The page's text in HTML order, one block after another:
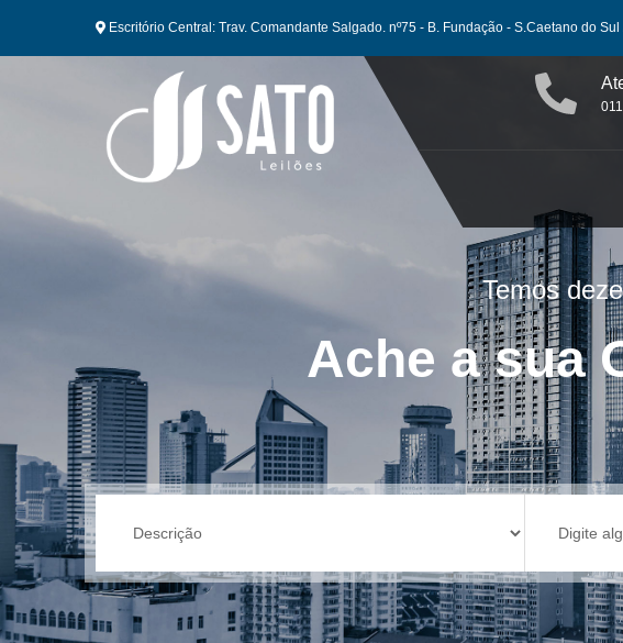
Escritório Central: Trav. Comandante Salgado. nº75 - B. Fundação - S.Caetano do Sul
Temos
Ache a sua